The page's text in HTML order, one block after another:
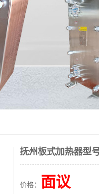
抚州板式加热器型
价格： 面议